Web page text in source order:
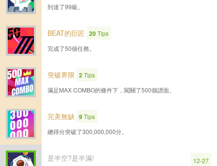
到達了99級。
BEAT的巨匠 20Tips
完成了50個任務。
突破界限 2Tips
滿足MAX COMBO的條件下，闖關了500個譜面。
完美無缺 9Tips
總得分突破了300,000,000分。
是半空?是半滿!
12-27